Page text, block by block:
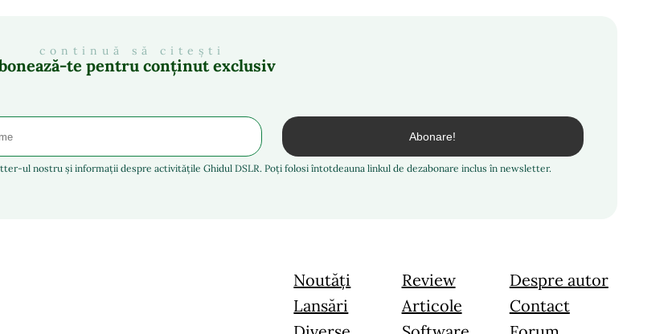
continuă să citești
te pentru conținut exclusiv
ul nostru și informații despre activitățile Ghidul DSLR. Poți folosi întotdeauna linkul de dezabonare inclus în newsletter.
Noutăți
Lansări
Review
Articole
Despre autor
Contact